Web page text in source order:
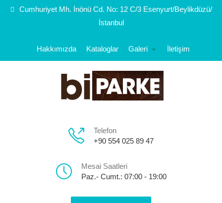
Cumhuriyet Mh. İnönü Cd. No: 12 C/3 Esenyurt/Beylikdüzü/
İstanbul
Hakkımızda Kataloglar Galeri İletişim
Telefon
+90 554 025 89 47
Mesai Saatleri
Paz.- Cumt.: 07:00 - 19:00